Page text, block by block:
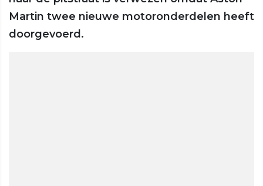
Martin twee nieuwe motoronderdelen heeft
doorgevoerd.